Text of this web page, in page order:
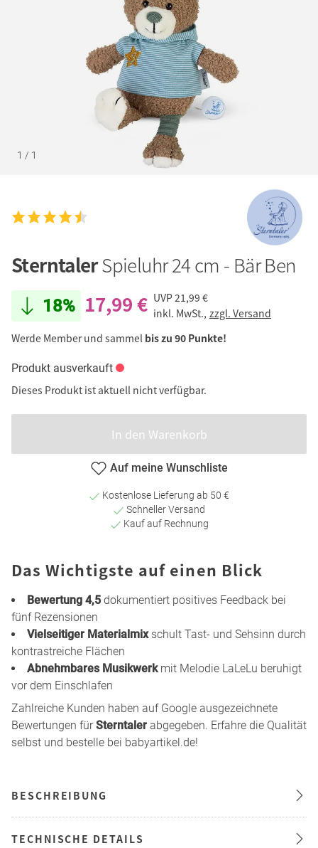
1 / 1
SterntalerSpieluhr 24 cm - Bär Ben
18% 17,99 € UVP21,99 €
inkl. MwSt., zzgl. Versand
Werde Member und sammel bis zu 90 Punkte!
Produkt ausverkauft
Dieses Produkt ist aktuell nicht verfügbar.
In den Warenkorb
Auf meine Wunschliste
Kostenlose Lieferung ab 50 €
Schneller Versand
Kauf auf Rechnung
Das Wichtigste auf einen Blick
Bewertung 4,5 dokumentiert positives Feedback bei
fünf Rezensionen
Vielseitiger Materialmixschult Tast- und Sehsinn durch
kontrastreiche Flächen
Abnehmbares Musikwerkmit Melodie LaLeLu beruhigt
vor dem Einschlafen
Zahlreiche Kunden haben auf Google ausgezeichnete
Bewertungen fürSterntaler abgegeben. Erfahre die Qualität
selbst und bestelle bei babyartikel.de!
BESCHREIBUNG
TECHNISCHE DETAILS